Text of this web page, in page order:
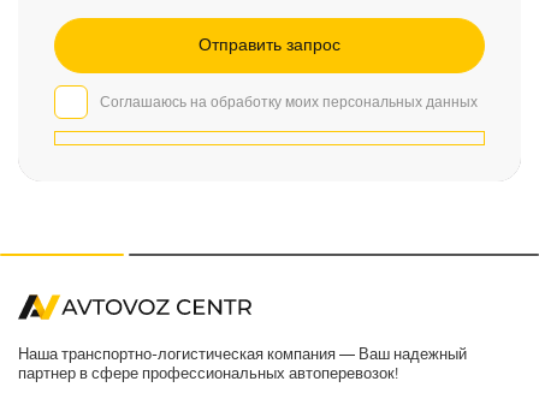
Соглашаюсь на обработку моих персональных данных
Наша транспортно-логистическая компания — Ваш надежный
партнер в сфере профессиональных автоперевозок!